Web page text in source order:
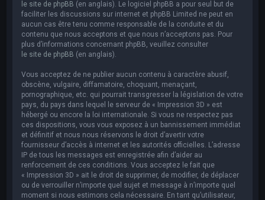
le site de phpBB (en anglais). Le logiciel phpBB a pour seul but de
faciliter les discussions sur internet et phpBB Limited ne peut en
aucun cas être tenu comme responsable de la conduite et du
contenu que nous acceptons et que nous n’acceptons pas. Pour
plus d’informations concernant phpBB, veuillez consulter
le site de phpBB (en anglais).
Vous acceptez de ne publier aucun contenu à caractère abusif,
obscène, vulgaire, diffamatoire, choquant, menaçant,
pornographique, etc. qui pourrait transgresser la législation de votre
pays, du pays dans lequel le serveur de « Impression 3D » est
hébergé ou encore la loi internationale. Si vous ne respectez pas
ces dispositions, vous vous exposez à un bannissement immédiat
et définitif et nous nous réservons le droit d’avertir votre
fournisseur d’accès à internet et les autorités officielles. L’adresse
IP de tous les messages est enregistrée afin d’aider au
renforcement de ces conditions. Vous acceptez le fait que
« Impression 3D » ait le droit de supprimer, de modifier, de déplacer
ou de verrouiller n’importe quel sujet et message à n’importe quel
moment si nous estimons cela nécessaire. En tant qu’utilisateur,